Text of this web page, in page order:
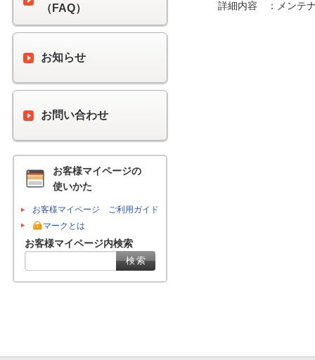
詳細内容　：メンテナン
（FAQ）
お知らせ
お問い合わせ
お客様マイページの
使いかた
お客様マイページ ご利用ガイド
マークとは
お客様マイページ内検索